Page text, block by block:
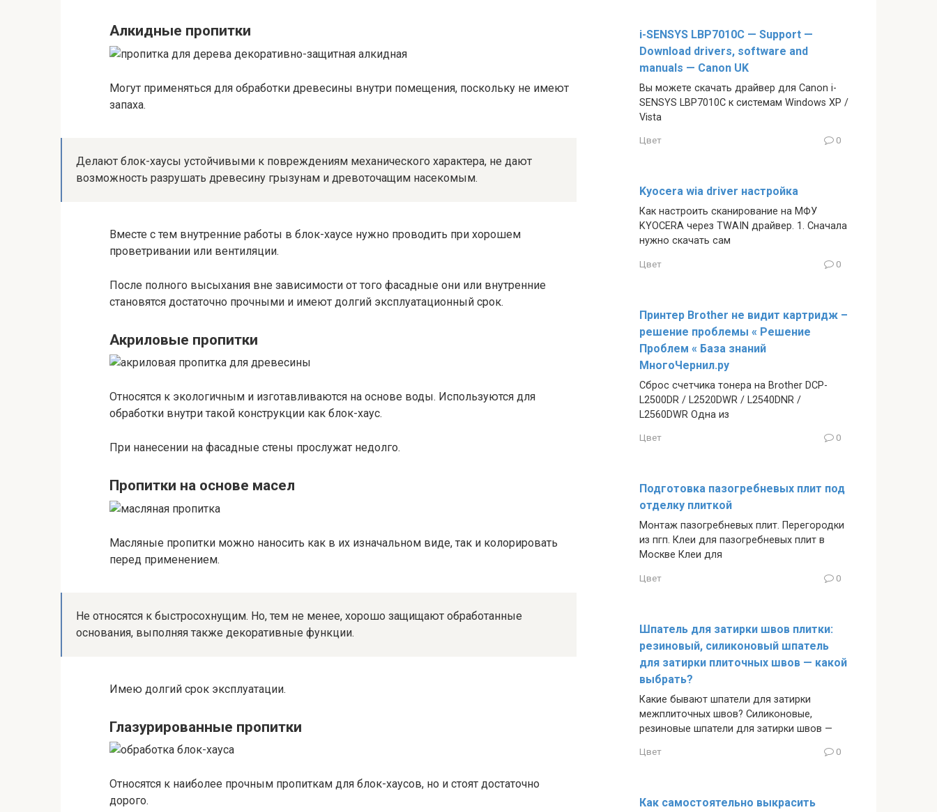
Алкидные пропитки
Могут применяться для обработки древесины внутри помещения, поскольку не имеют
запаха.
Делают блок-хаусы устойчивыми к повреждениям механического характера, не дают
возможность разрушать древесину грызунам и древоточащим насекомым.
Вместе с тем внутренние работы в блок-хаусе нужно проводить при хорошем
проветривании или вентиляции.
После полного высыхания вне зависимости от того фасадные они или внутренние
становятся достаточно прочными и имеют долгий эксплуатационный срок.
Акриловые пропитки
Относятся к экологичным и изготавливаются на основе воды. Используются для
обработки внутри такой конструкции как блок-хаус.
При нанесении на фасадные стены прослужат недолго.
Пропитки на основе масел
Масляные пропитки можно наносить как в их изначальном виде, так и колорировать
перед применением.
Не относятся к быстросохнущим. Но, тем не менее, хорошо защищают обработанные
основания, выполняя также декоративные функции.
Имею долгий срок эксплуатации.
Глазурированные пропитки
Относятся к наиболее прочным пропиткам для блок-хаусов, но и стоят достаточно
дорого.
i-SENSYS LBP7010C — Support —
Download drivers, software and
manuals — Canon UK
Вы можете скачать драйвер для Canon i-
SENSYS LBP7010C к системам Windows XP /
Vista
Цвет 0
Kyocera wia driver настройка
Как настроить сканирование на МФУ
KYOCERA через TWAIN драйвер. 1. Сначала
нужно скачать сам
Цвет 0
Принтер Brother не видит картридж –
решение проблемы « Решение
Проблем « База знаний
МногоЧернил.ру
Сброс счетчика тонера на Brother DCP-
L2500DR / L2520DWR / L2540DNR /
L2560DWR Одна из
Цвет 0
Подготовка пазогребневых плит под
отделку плиткой
Монтаж пазогребневых плит. Перегородки
из пгп. Клеи для пазогребневых плит в
Москве Клеи для
Цвет 0
Шпатель для затирки швов плитки:
резиновый, силиконовый шпатель
для затирки плиточных швов — какой
выбрать?
Какие бывают шпатели для затирки
межплиточных швов? Силиконовые,
резиновые шпатели для затирки швов —
Цвет 0
Как самостоятельно выкрасить